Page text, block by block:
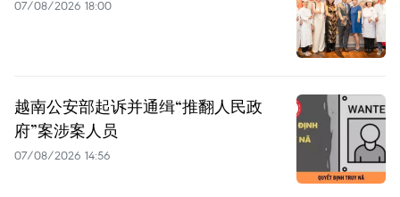
07/08/2026 18:00
越南公安部起诉并通缉“推翻人民政
府”案涉案人员
07/08/2026 14:56